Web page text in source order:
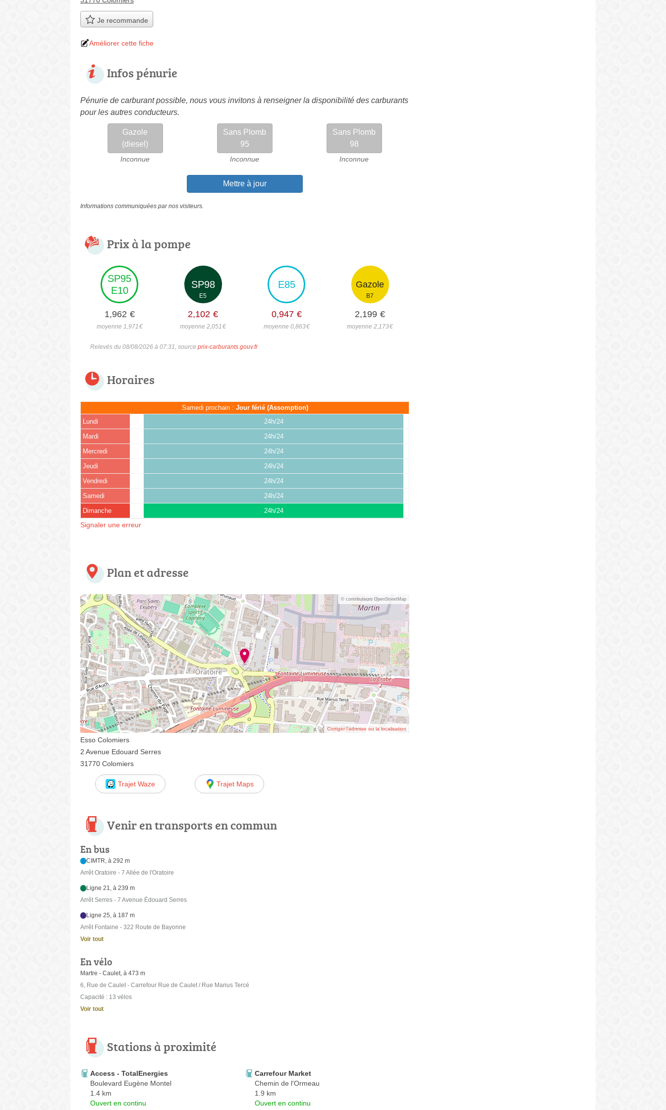
Je recommande
Améliorer cette fiche
Infos pénurie
Pénurie de carburant possible, nous vous invitons à renseigner la disponibilité des carburants
pour les autres conducteurs.
Gazole
(diesel)
Inconnue
Sans Plomb
95
Inconnue
Sans Plomb
98
Inconnue
Mettre à jour
Informations communiquées par nos visiteurs.
Prix à la pompe
SP95
E10
1,962 €
moyenne 1,971€
SP98
E5
2,102 €
moyenne 2,051€
E85
0,947 €
moyenne 0,863€
Gazole
B7
2,199 €
moyenne 2,173€
Relevés du 08/08/2026 à 07:31, source prix-carburants.gouv.fr
Horaires
Samedi prochain : Jour férié (Assomption)
Lundi
24h/24
Mardi 24h/24
Mercredi 24h/24
Jeudi 24h/24
Vendredi 24h/24
Samedi 24h/24
Dimanche 24h/24
Signaler une erreur
Plan et adresse
© contributeurs OpenStreetMap
Corriger l’adresse ou la localisation
Esso Colomiers
2 Avenue Edouard Serres
31770 Colomiers
Trajet Waze Trajet Maps
Venir en transports en commun
En bus
CIMTR, à 292 m
Arrêt Oratoire - 7 Allée de l'Oratoire
Ligne 21, à 239 m
Arrêt Serres - 7 Avenue Édouard Serres
Ligne 25, à 187 m
Arrêt Fontaine - 322 Route de Bayonne
Voir tout
En vélo
Martre - Caulet, à 473 m
6, Rue de Caulet - Carrefour Rue de Caulet / Rue Marius Tercé
Capacité : 13 vélos
Voir tout
Stations à proximité
Access - TotalEnergies
Boulevard Eugène Montel
1.4 km
Ouvert en continu
Carrefour Market
Chemin de l'Ormeau
1.9 km
Ouvert en continu